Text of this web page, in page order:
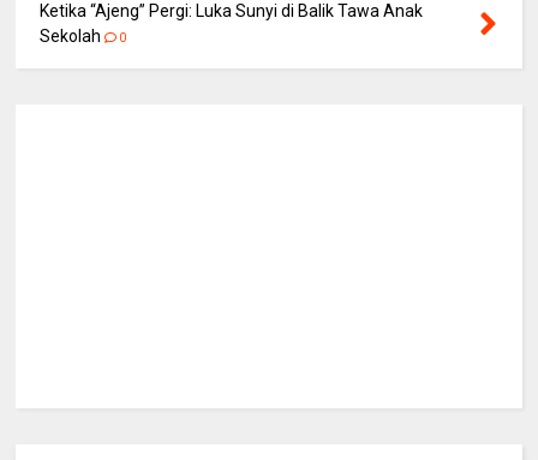
Ketika “Ajeng” Pergi: Luka Sunyi di Balik Tawa Anak
Sekolah
0